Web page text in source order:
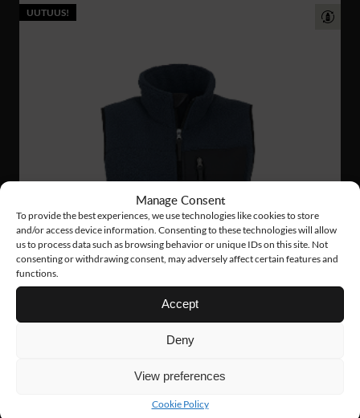
Manage Consent
To provide the best experiences, we use technologies like cookies to store
and/or access device information. Consenting to these technologies will allow
us to process data such as browsing behavior or unique IDs on this site. Not
consenting or withdrawing consent, may adversely affect certain features and
functions.
Accept
Deny
View preferences
Cookie Policy
UUTUUS!